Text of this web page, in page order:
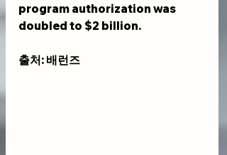
program authorization was
doubled to $2 billion.
출처: 배런즈